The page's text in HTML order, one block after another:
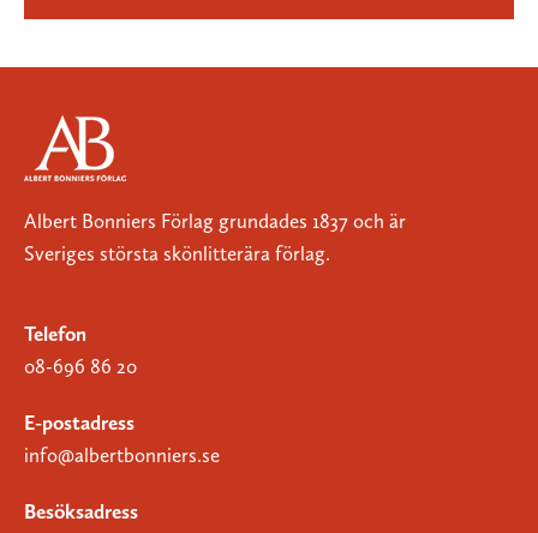
Albert Bonniers Förlag grundades 1837 och är
Sveriges största skönlitterära förlag.
Telefon
08-696 86 20
E-postadress
info@albertbonniers.se
Besöksadress